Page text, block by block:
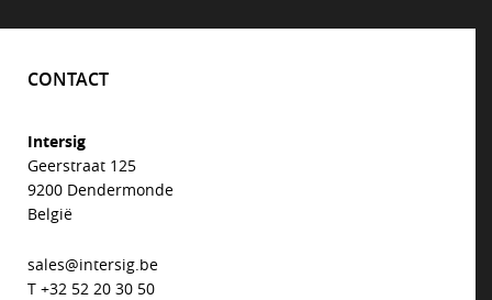
NEWS
VACATURES
CONTACT
Intersig
Geerstraat 125
9200 Dendermonde
België
sales@intersig.be
T +32 52 20 30 50